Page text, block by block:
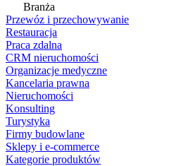
Branża
Przewóz i przechowywanie
Restauracja
Praca zdalna
CRM nieruchomości
Organizacje medyczne
Kancelaria prawna
Nieruchomości
Konsulting
Turystyka
Firmy budowlane
Sklepy i e-commerce
Kategorie produktów